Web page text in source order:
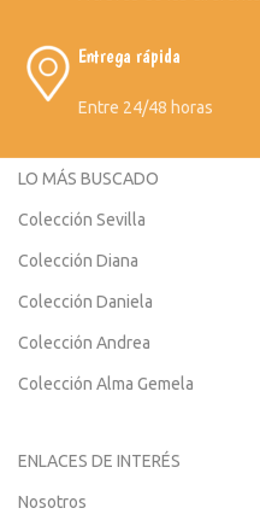
Entrega rápida
Entre 24/48 horas
LO MÁS BUSCADO
Colección Sevilla
Colección Diana
Colección Daniela
Colección Andrea
Colección Alma Gemela
ENLACES DE INTERÉS
Nosotros